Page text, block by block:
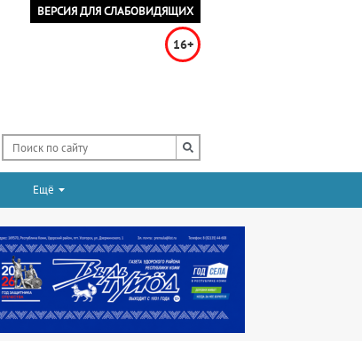
ВЕРСИЯ ДЛЯ СЛАБОВИДЯЩИХ
16+
Ещё